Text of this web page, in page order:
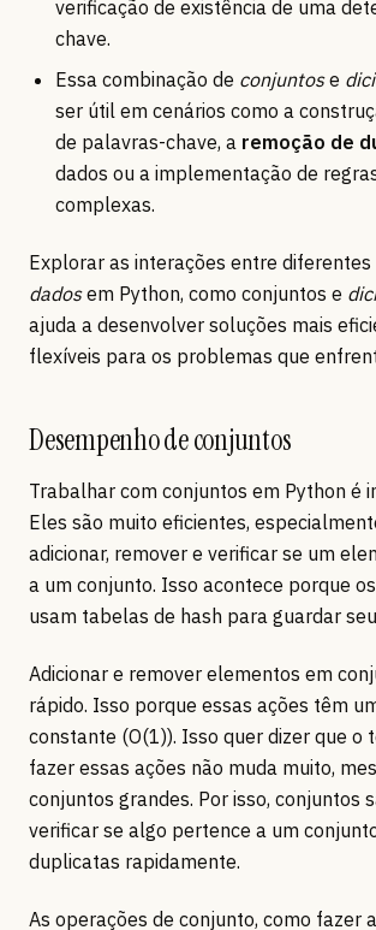
verificação de existência de uma
chave.
Essa combinação de conjuntose
ser útil em cenários como a
de palavras-chave, a remoção de
dados ou a implementação de
complexas.
Explorar as interações entre diferentes
dadosem Python, como conjuntos e
ajuda a desenvolver soluções mais
flexíveis para os problemas que
Desempenho de conjuntos
Trabalhar com conjuntos em Python é
Eles são muito eficientes,
adicionar, remover e verificar se um
a um conjunto. Isso acontece porque
usam tabelas de hash para guardar
Adicionar e remover elementos em
rápido. Isso porque essas ações têm
constante (O(1)). Isso quer dizer que o
fazer essas ações não muda muito,
conjuntos grandes. Por isso, conjuntos
verificar se algo pertence a um
duplicatas rapidamente.
As operações de conjunto, como fazer